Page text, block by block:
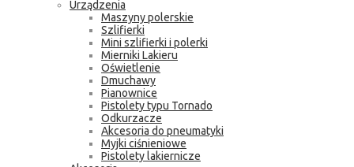
Urządzenia
Maszyny polerskie
Szlifierki
Mini szlifierki i polerki
Mierniki Lakieru
Oświetlenie
Dmuchawy
Pianownice
Pistolety typu Tornado
Odkurzacze
Akcesoria do pneumatyki
Myjki ciśnieniowe
Pistolety lakiernicze